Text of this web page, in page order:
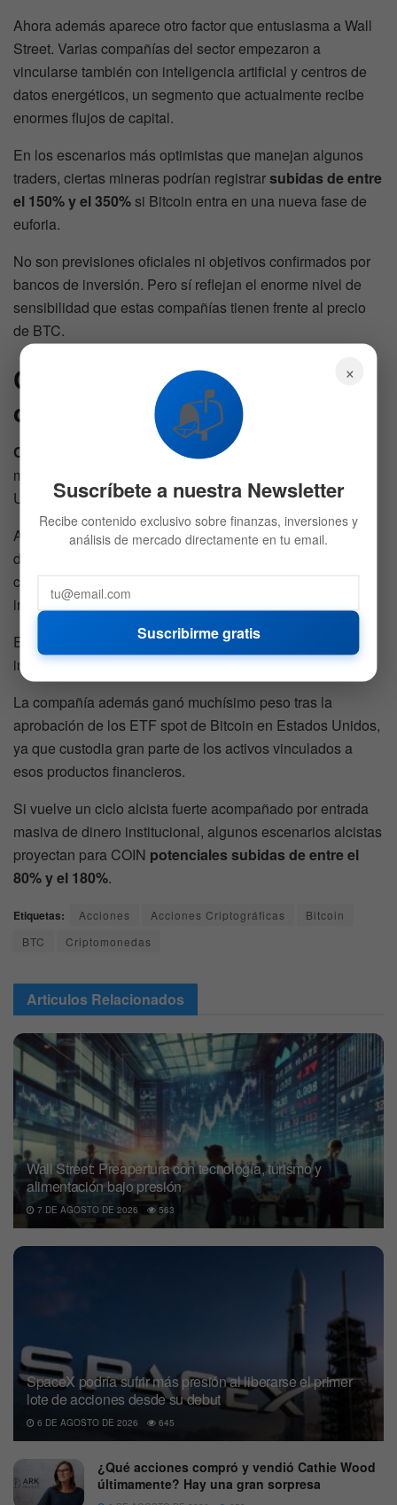
Ahora además aparece otro factor que entusiasma a Wall
Street. Varias compañías del sector empezaron a
vincularse también con inteligencia artificial y centros de
datos energéticos, un segmento que actualmente recibe
enormes flujos de capital.
En los escenarios más optimistas que manejan algunos
traders, ciertas mineras podrían registrarsubidas de entre
el 150% y el 350%si Bitcoin entra en una nueva fase de
euforia.
No son previsiones oficiales ni objetivos confirmados por
bancos de inversión. Pero sí reflejan el enorme nivel de
sensibilidad que estas compañías tienen frente al precio
de BTC.
Coinbase también podría
destacarse de la euforia cripto
Coinbase
) aparece como otro de los nombres más
mencionados cuando se habla de un Bitcoin en 150.000
USD.
A diferencia de las mineras, el negocio de Coinbase
depende mucho más del volumen de operaciones. Y
cuando el mercado cripto entra en rally, millones de
inversores vuelven a operar con fuerza.
Eso dispara comisiones, actividad institucional y nuevos
ingresos.
La compañía además ganó muchísimo peso tras la
aprobación de los ETF spot de Bitcoin en Estados Unidos,
ya que custodia gran parte de los activos vinculados a
esos productos financieros.
Si vuelve un ciclo alcista fuerte acompañado por entrada
masiva de dinero institucional, algunos escenarios alcistas
proyectan para COIN potenciales subidas de entre el
80% y el 180%.
Etiquetas: Acciones Acciones Criptográficas
Bitcoin
BTC
Criptomonedas
Articulos Relacionados
Wall Street: Preapertura con tecnología, turismo y
alimentación bajo presión
7 DE AGOSTO DE 2026 563
SpaceX podría sufrir más presión al liberarse el primer
lote de acciones desde su debut
6 DE AGOSTO DE 2026 645
¿Qué acciones compró y vendió Cathie Wood
últimamente? Hay una gran sorpresa
×
📬
Suscríbete a nuestra Newsletter
Recibe contenido exclusivo sobre finanzas, inversiones y
análisis de mercado directamente en tu email.
Suscribirme gratis